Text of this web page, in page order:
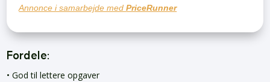
Annonce i samarbejde medPriceRunner
Fordele:
• God til lettere opgaver